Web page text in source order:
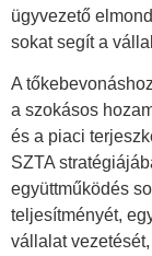
ügyvezető
sokat segít a
A
a szokásos
és a piaci
SZTA
együttműködés
teljesítményét,
vállalat